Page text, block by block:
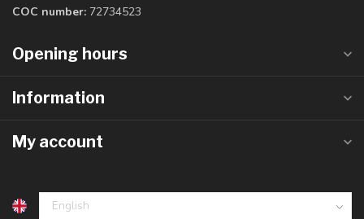
COC number: 72734523
Opening hours
Information
My account